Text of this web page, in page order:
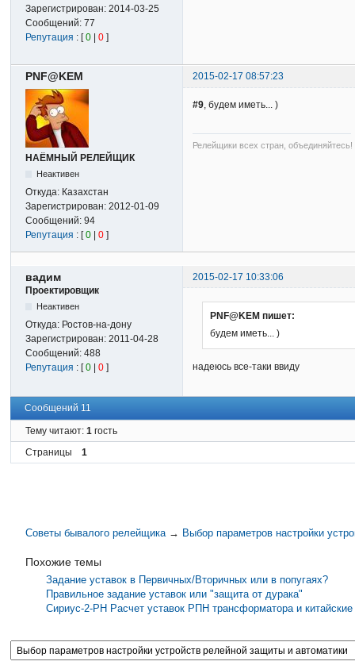
Зарегистрирован:2014-03-25
Сообщений:77
Репутация : [0 |0 ]
PNF@KEM 2015-02-17 08:57:23
НАЁМНЫЙ РЕЛЕЙЩИК
Неактивен
Откуда: Казахстан
Зарегистрирован:2012-01-09
Сообщений:94
Репутация : [0 |0 ]
#9 , будем иметь... )
Релейщики всех стран, объединяйтесь!
вадим
2015-02-17 10:33:06
Проектировщик
Неактивен
Откуда: Ростов-на-дону
Зарегистрирован:2011-04-28
Сообщений:488
Репутация : [0 |0 ]
PNF@KEM пишет:
будем иметь... )
надеюсь все-таки ввиду
Сообщений 11
Тему читают:1 гость
Страницы
1
Советы бывалого релейщика → Выбор параметров настройки
Похожие темы
Задание уставок в Первичных/Вторичных или в попугаях?
Правильное задание уставок или "защита от дурака"
Сириус-2-РН Расчет уставок РПН трансформатора и китайские